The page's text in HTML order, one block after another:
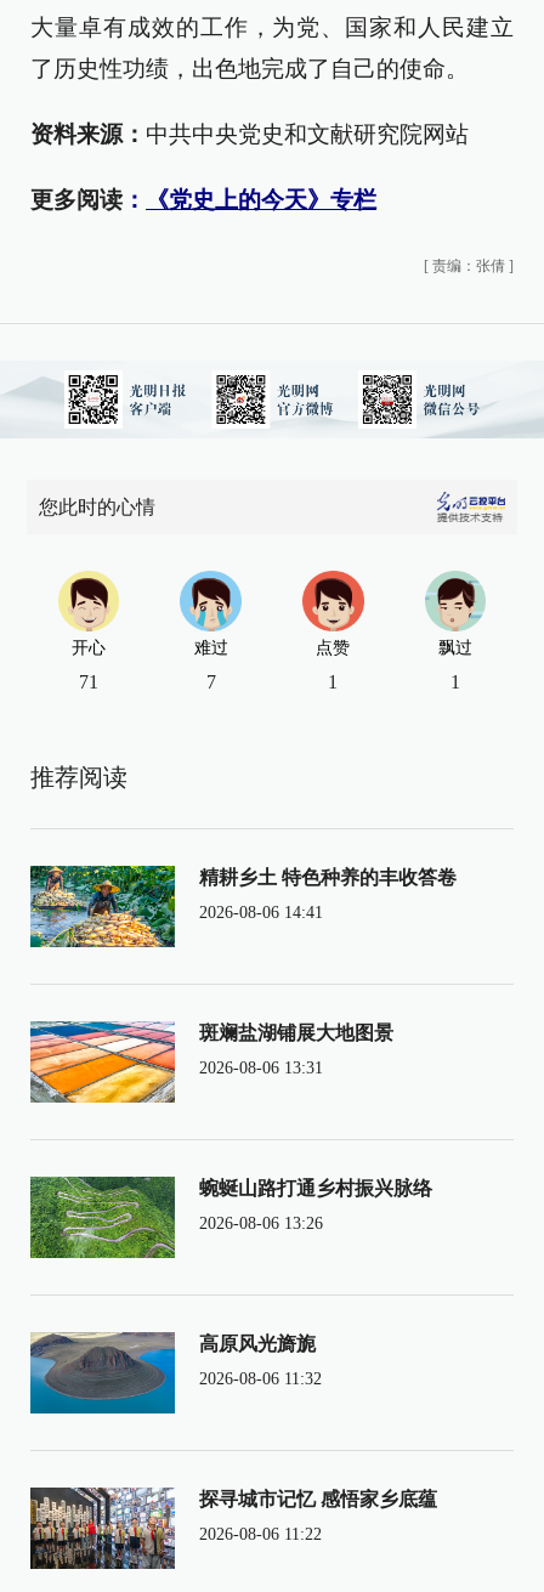
大量卓有成效的工作，为党、国家和人民建立
了历史性功绩，出色地完成了自己的使命。
资料来源： 中共中央党史和文献研究院网站
更多阅读 ： 《党史上的今天》专栏
[ 责编：张倩 ]
您此时的心情
开心
71
难过
7
点赞
1
飘过
1
推荐阅读
精耕乡土 特色种养的丰收答卷
2026-08-06 14:41
斑斓盐湖铺展大地图景
2026-08-06 13:31
蜿蜒山路打通乡村振兴脉络
2026-08-06 13:26
高原风光旖旎
2026-08-06 11:32
探寻城市记忆 感悟家乡底蕴
2026-08-06 11:22